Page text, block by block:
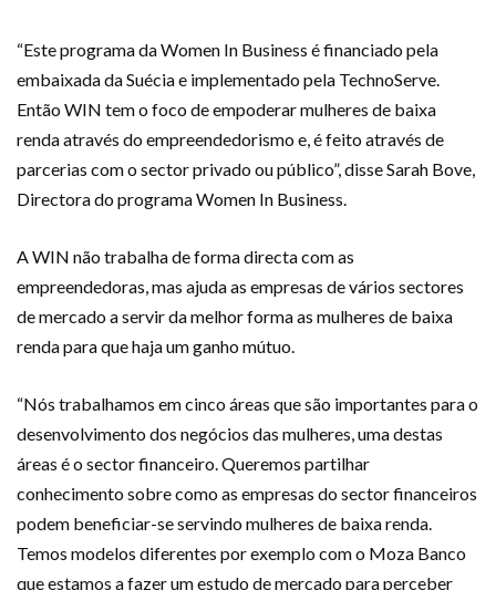
“Este programa da Women In Business é financiado pela
embaixada da Suécia e implementado pela TechnoServe.
Então WIN tem o foco de empoderar mulheres de baixa
renda através do empreendedorismo e, é feito através de
parcerias com o sector privado ou público”, disse Sarah Bove,
Directora do programa Women In Business.
A WIN não trabalha de forma directa com as
empreendedoras, mas ajuda as empresas de vários sectores
de mercado a servir da melhor forma as mulheres de baixa
renda para que haja um ganho mútuo.
“Nós trabalhamos em cinco áreas que são importantes para o
desenvolvimento dos negócios das mulheres, uma destas
áreas é o sector financeiro. Queremos partilhar
conhecimento sobre como as empresas do sector financeiros
podem beneficiar-se servindo mulheres de baixa renda.
Temos modelos diferentes por exemplo com o Moza Banco
que estamos a fazer um estudo de mercado para perceber